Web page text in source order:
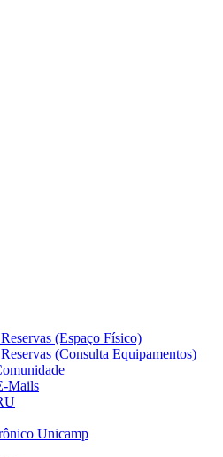
(Espaço Físico)
(Consulta Equipamentos)
Mails
Unicamp